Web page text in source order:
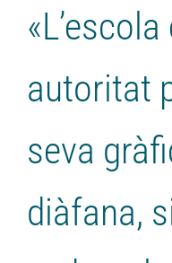
Larger
Image
autoritat
seva
diàfana,